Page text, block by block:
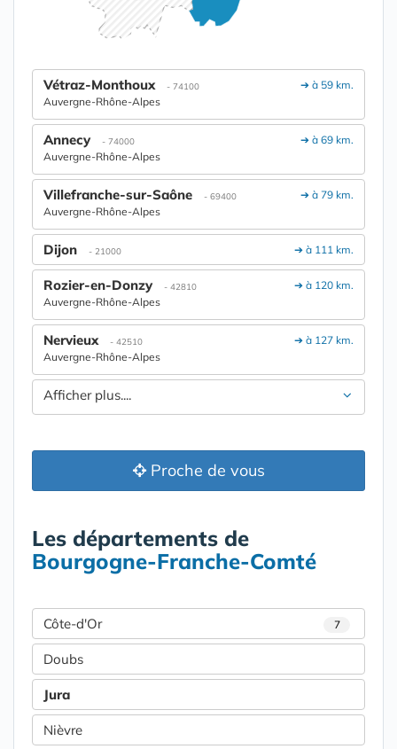
➔ à 59 km.
Vétraz-Monthoux - 74100
Auvergne-Rhône-Alpes
➔ à 69 km.
Annecy - 74000
Auvergne-Rhône-Alpes
➔ à 79 km.
Villefranche-sur-Saône - 69400
Auvergne-Rhône-Alpes
➔ à 111 km.
Dijon - 21000
➔ à 120 km.
Rozier-en-Donzy - 42810
Auvergne-Rhône-Alpes
➔ à 127 km.
Nervieux - 42510
Auvergne-Rhône-Alpes
Afficher plus....
Proche de vous
Les départements de
Bourgogne-Franche-Comté
Côte-d'Or 7
Doubs
Jura
Nièvre